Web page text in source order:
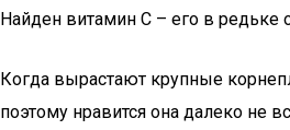
Найден витамин С – его в редьке
Когда вырастают крупные
поэтому нравится она далеко не